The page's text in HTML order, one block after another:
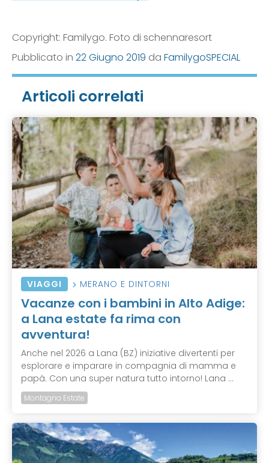
Copyright: Familygo. Foto di schennaresort
Pubblicato in 22 Giugno 2019 da FamilygoSPECIAL
Articoli correlati
VIAGGI MERANO E DINTORNI
Vacanze con i bambini in Alto Adige:
a Lana estate fa rima con
avventura!
Anche nel 2026 a Lana (BZ) iniziative divertenti per
esplorare e imparare in compagnia di mamma e
papà. Con una super natura tutto intorno! Lana ...
Montagna Estate